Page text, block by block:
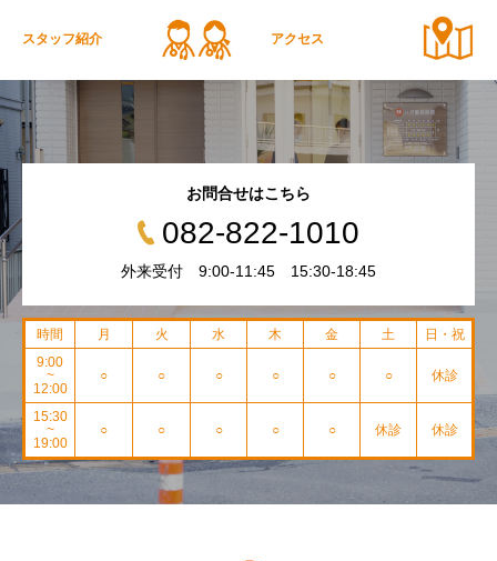
スタッフ紹介 アクセス
お問合せはこちら
082-822-1010
外来受付 9:00-11:45 15:30-18:45
時間 月 火 水 木 金 土
日・祝
9:00
~
12:00
○ ○ ○ ○ ○ ○ 休診
15:30
~
19:00
○ ○ ○ ○ ○ 休診 休診